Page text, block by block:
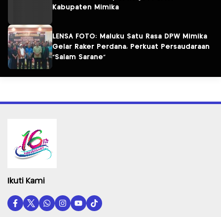
Kabupaten Mimika
LENSA FOTO: Maluku Satu Rasa DPW Mimika
Gelar Raker Perdana, Perkuat Persaudaraan
“Salam Sarane”
Ikuti Kami